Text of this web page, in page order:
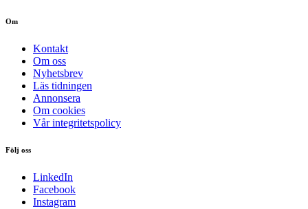
Om
Kontakt
Om oss
Nyhetsbrev
Läs tidningen
Annonsera
Om cookies
Vår integritetspolicy
Följ oss
LinkedIn
Facebook
Instagram